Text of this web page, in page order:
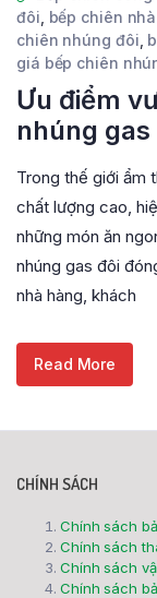
đôi bếp chiên
chiên nhúng đôi
giá bếp chiên
Ưu điểm
nhúng
Trong thế giới ẩm
chất lượng cao,
những món ăn
nhúng gas đôi
nhà hàng, khách
Read More
CHÍNH SÁCH
Chính sách
Chính sách
Chính sách
Chính sách